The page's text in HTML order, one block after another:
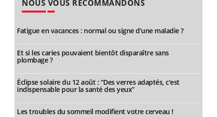
NOUS VOUS RECOMMANDONS
Fatigue en vacances : normal ou signe d’une maladie ?
Et si les caries pouvaient bientôt disparaître sans
plombage ?
Éclipse solaire du 12 août : “Des verres adaptés, c'est
indispensable pour la santé des yeux”
Les troubles du sommeil modifient votre cerveau !